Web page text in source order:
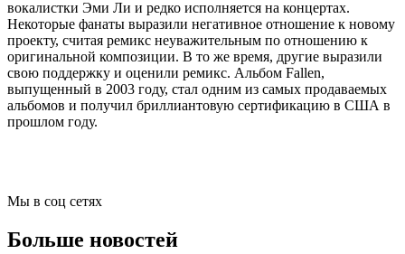
вокалистки Эми Ли и редко исполняется на концертах.
Некоторые фанаты выразили негативное отношение к новому
проекту, считая ремикс неуважительным по отношению к
оригинальной композиции. В то же время, другие выразили
свою поддержку и оценили ремикс. Альбом Fallen,
выпущенный в 2003 году, стал одним из самых продаваемых
альбомов и получил бриллиантовую сертификацию в США в
прошлом году.
Мы в соц сетях
Больше новостей